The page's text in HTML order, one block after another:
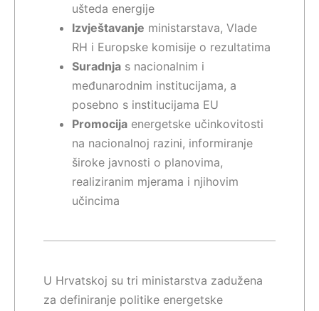
ušteda energije
Izvještavanje ministarstava, Vlade
RH i Europske komisije o rezultatima
Suradnja s nacionalnim i
međunarodnim institucijama, a
posebno s institucijama EU
Promocija energetske učinkovitosti
na nacionalnoj razini, informiranje
široke javnosti o planovima,
realiziranim mjerama i njihovim
učincima
U Hrvatskoj su tri ministarstva zadužena
za definiranje politike energetske